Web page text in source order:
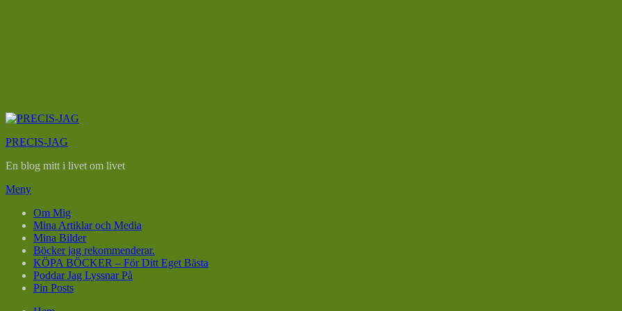
Hoppa
innehåll
PRECIS-JAG
En blog mitt i livet om livet
Meny
Om Mig
Mina Artiklar och Media
Mina Bilder
Böcker jag rekommenderar.
KÖPA BÖCKER – För Ditt Eget Bästa
Poddar Jag Lyssnar På
Pin Posts